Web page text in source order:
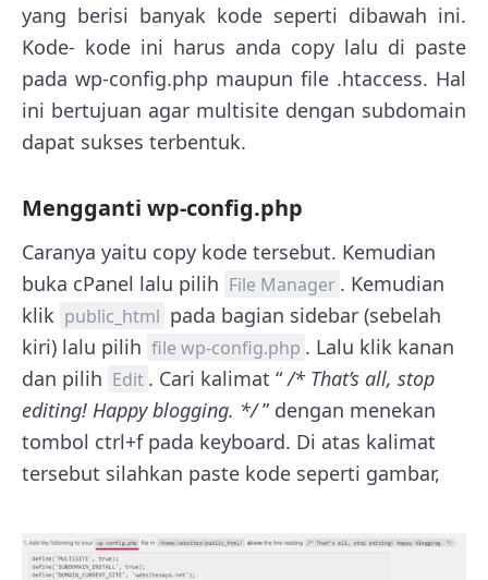
yang berisi banyak kode seperti dibawah ini.
Kode- kode ini harus anda copy lalu di paste
pada wp-config.php maupun file .htaccess. Hal
ini bertujuan agar multisite dengan subdomain
dapat sukses terbentuk.
Mengganti wp-config.php
Caranya yaitu copy kode tersebut. Kemudian
buka cPanel lalu pilih File Manager . Kemudian
klik public_html pada bagian sidebar (sebelah
kiri) lalu pilih file wp-config.php . Lalu klik kanan
dan pilih Edit . Cari kalimat “/* That’s all, stop
editing! Happy blogging. */” dengan menekan
tombol ctrl+f pada keyboard. Di atas kalimat
tersebut silahkan paste kode seperti gambar,